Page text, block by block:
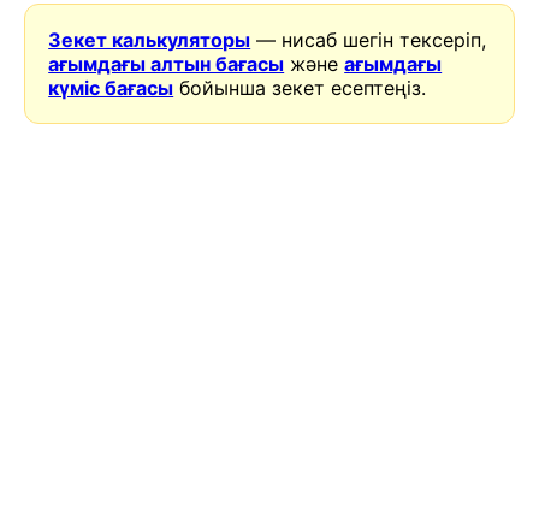
Зекет калькуляторы — нисаб шегін тексеріп,
ағымдағы алтын бағасы жәнеағымдағы
күміс бағасы бойынша зекет есептеңіз.